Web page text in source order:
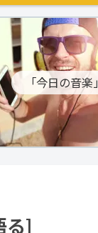
「今日の音楽」
る]